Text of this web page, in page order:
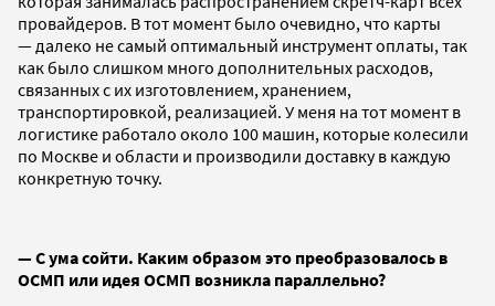
провайдеров. В тот момент было очевидно, что карты
— далеко не самый оптимальный инструмент оплаты, так
как было слишком много дополнительных расходов,
связанных с их изготовлением, хранением,
транспортировкой, реализацией. У меня на тот момент в
логистике работало около 100 машин, которые колесили
по Москве и области и производили доставку в каждую
конкретную точку.
— С ума сойти. Каким образом это преобразовалось в
ОСМП или идея ОСМП возникла параллельно?